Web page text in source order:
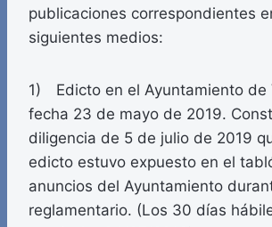
publicaciones correspondientes
siguientes medios:
1) Edicto en el Ayuntamiento de
fecha 23 de mayo de 2019.
diligencia de 5 de julio de 2019
edicto estuvo expuesto en el
anuncios del Ayuntamiento
reglamentario. (Los 30 días